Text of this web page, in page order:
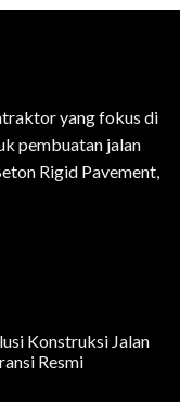
yang fokus di
pembuatan jalan
Rigid Pavement,
Konstruksi Jalan
Resmi